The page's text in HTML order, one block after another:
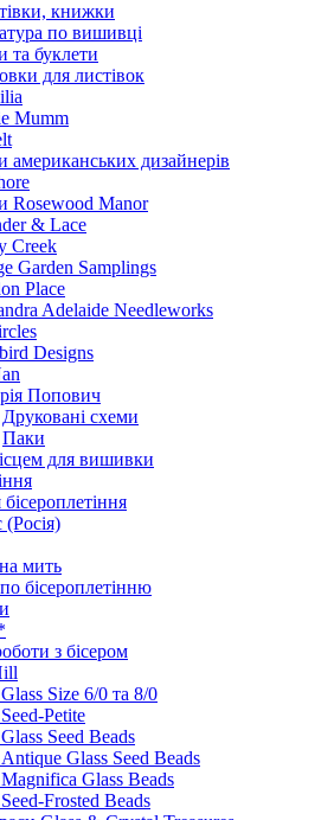
книжки
по вишивці
та буклети
для листівок
Mumm
американських дизайнерів
Rosewood Manor
& Lace
Creek
Garden Samplings
Place
Adelaide Needleworks
Designs
Попович
Друковані схеми
Паки
для вишивки
(Росія)
мить
бісероплетінню
з бісером
Glass Size 6/0 та 8/0
Petite
Seed Beads
Antique Glass Seed Beads
Magnifica Glass Beads
Frosted Beads